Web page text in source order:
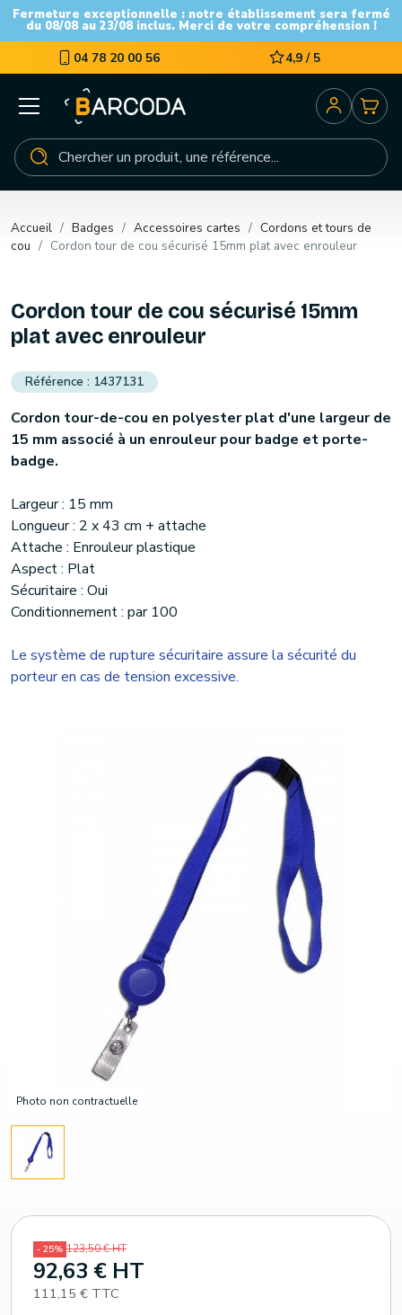
Fermeture exceptionnelle : notre établissement sera fermé
du 08/08 au 23/08 inclus. Merci de votre compréhension !
04 78 20 00 56 4,9 / 5
Accueil Badges Accessoires cartes
Cordons et tours de
cou
Cordon tour de cou sécurisé 15mm plat avec enrouleur
Photo non contractuelle
Cordon tour de cou sécurisé 15mm
plat avec enrouleur
1437131
Cordon tour-de-cou en polyester plat d'une largeur de
15 mm associé à un enrouleur pour badge et porte-
badge.
Largeur : 15 mm
Longueur : 2 x 43 cm + attache
Attache : Enrouleur plastique
Aspect : Plat
Sécuritaire : Oui
Conditionnement : par 100
Le système de rupture sécuritaire assure la sécurité du
porteur en cas de tension excessive.
- 25% 123,50 € HT
92,63 € HT
111,15 € TTC